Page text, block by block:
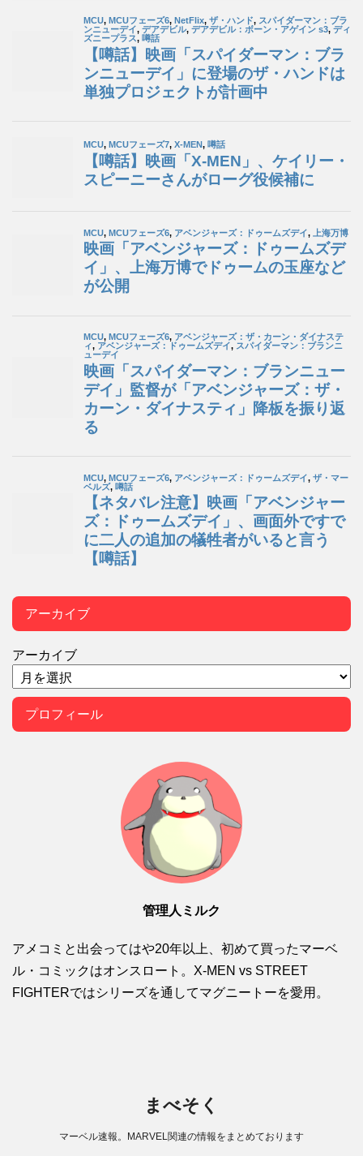
アーカイブ
アーカイブ
プロフィール
管理人ミルク
アメコミと出会ってはや20年以上、初めて買ったマーベ
ル・コミックはオンスロート。X-MEN vs STREET
FIGHTERではシリーズを通してマグニートーを愛用。
まべそく
マーベル速報。MARVEL関連の情報をまとめております